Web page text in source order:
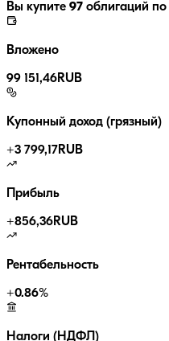
Вы купите 97 облигаций по
Вложено
99 151,46RUB
Купонный доход (грязный)
+3 799,17RUB
Прибыль
+856,36RUB
Рентабельность
+0.86%
Налоги (НДФЛ)